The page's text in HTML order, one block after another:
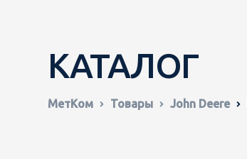
КАТАЛОГ
МетКом Товары John Deere